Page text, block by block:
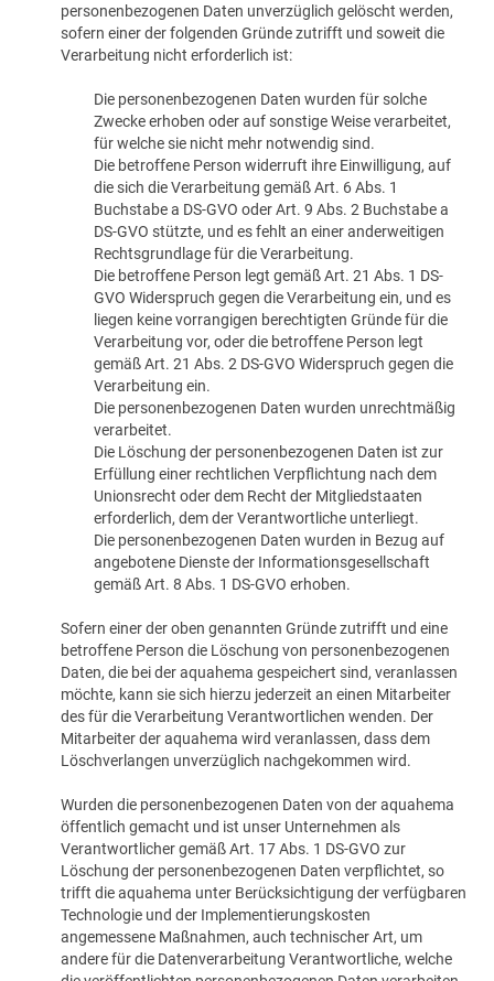
personenbezogenen Daten unverzüglich gelöscht werden,
sofern einer der folgenden Gründe zutrifft und soweit die
Verarbeitung nicht erforderlich ist:
Die personenbezogenen Daten wurden für solche
Zwecke erhoben oder auf sonstige Weise verarbeitet,
für welche sie nicht mehr notwendig sind.
Die betroffene Person widerruft ihre Einwilligung, auf
die sich die Verarbeitung gemäß Art. 6 Abs. 1
Buchstabe a DS-GVO oder Art. 9 Abs. 2 Buchstabe a
DS-GVO stützte, und es fehlt an einer anderweitigen
Rechtsgrundlage für die Verarbeitung.
Die betroffene Person legt gemäß Art. 21 Abs. 1 DS-
GVO Widerspruch gegen die Verarbeitung ein, und es
liegen keine vorrangigen berechtigten Gründe für die
Verarbeitung vor, oder die betroffene Person legt
gemäß Art. 21 Abs. 2 DS-GVO Widerspruch gegen die
Verarbeitung ein.
Die personenbezogenen Daten wurden unrechtmäßig
verarbeitet.
Die Löschung der personenbezogenen Daten ist zur
Erfüllung einer rechtlichen Verpflichtung nach dem
Unionsrecht oder dem Recht der Mitgliedstaaten
erforderlich, dem der Verantwortliche unterliegt.
Die personenbezogenen Daten wurden in Bezug auf
angebotene Dienste der Informationsgesellschaft
gemäß Art. 8 Abs. 1 DS-GVO erhoben.
Sofern einer der oben genannten Gründe zutrifft und eine
betroffene Person die Löschung von personenbezogenen
Daten, die bei der aquahema gespeichert sind, veranlassen
möchte, kann sie sich hierzu jederzeit an einen Mitarbeiter
des für die Verarbeitung Verantwortlichen wenden. Der
Mitarbeiter der aquahema wird veranlassen, dass dem
Löschverlangen unverzüglich nachgekommen wird.
Wurden die personenbezogenen Daten von der aquahema
öffentlich gemacht und ist unser Unternehmen als
Verantwortlicher gemäß Art. 17 Abs. 1 DS-GVO zur
Löschung der personenbezogenen Daten verpflichtet, so
trifft die aquahema unter Berücksichtigung der verfügbaren
Technologie und der Implementierungskosten
angemessene Maßnahmen, auch technischer Art, um
andere für die Datenverarbeitung Verantwortliche, welche